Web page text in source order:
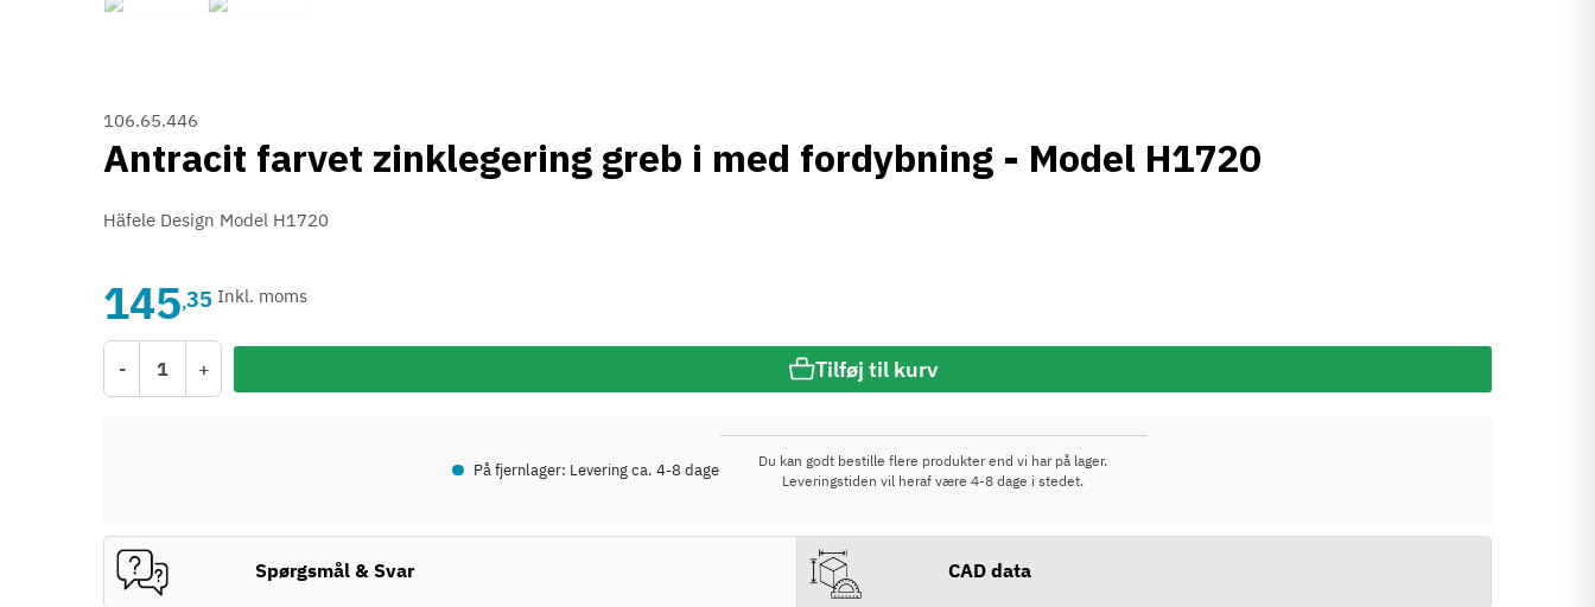
106.65.446
Antracit farvet zinklegering greb i med fordybning - Model H1720
Häfele Design Model H1720
145,35 Inkl. moms
- + Tilføj til kurv
• På fjernlager: Levering ca. 4-8 dage
Du kan godt bestille flere produkter end vi har på lager.
Leveringstiden vil heraf være 4-8 dage i stedet.
Spørgsmål & Svar CAD data